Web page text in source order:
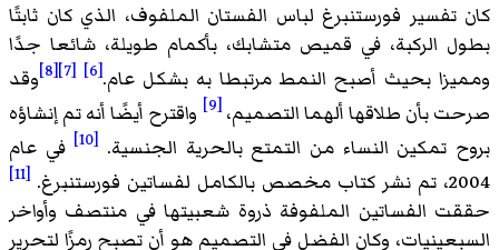
كان تفسير فورستنبرغ لباس الفستان الملفوف، الذي كان ثابتًا
بطول الركبة، في قميص متشابك، بأكمام طويلة، شائعا جدًا
ومميزا بحيث أصبح النمط مرتبطا به بشكل عام.[6]
[7]
[8]
وقد
صرحت بأن طلاقها ألهما التصميم،[9]
واقترح أيضًا أنه تم إنشاؤه
بروح تمكين النساء من التمتع بالحرية الجنسية. [10]
في عام
2004، تم نشر كتاب مخصص بالكامل لفساتين فورستنبرغ.
[11]
حققت الفساتين الملفوفة ذروة شعبيتها في منتصف وأواخر
السبعينيات، وكان الفضل في التصميم هو أن تصبح رمزًا لتحرير